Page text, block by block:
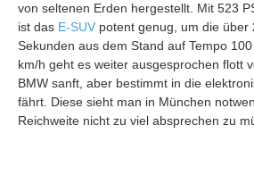
von seltenen Erden hergestellt. Mit 523
ist das E-SUV potent genug, um die über
Sekunden aus dem Stand auf Tempo
km/h geht es weiter ausgesprochen flott
BMW sanft, aber bestimmt in die
fährt. Diese sieht man in München
Reichweite nicht zu viel absprechen zu